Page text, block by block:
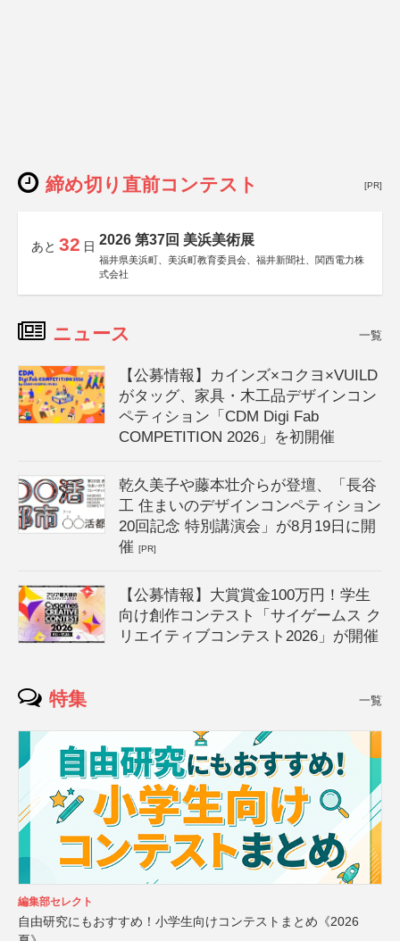
締め切り直前コンテスト [PR]
あと 32 日 2026 第37回 美浜美術展
福井県美浜町、美浜町教育委員会、福井新聞社、関西電力株
式会社
ニュース 一覧
【公募情報】カインズ×コクヨ×VUILD
がタッグ、家具・木工品デザインコン
ペティション「CDM Digi Fab
COMPETITION 2026」を初開催
乾久美子や藤本壮介らが登壇、「長谷
工 住まいのデザインコンペティション
20回記念 特別講演会」が8月19日に開
催[PR]
【公募情報】大賞賞金100万円！学生
向け創作コンテスト「サイゲームス ク
リエイティブコンテスト2026」が開催
特集 一覧
編集部セレクト
自由研究にもおすすめ！小学生向けコンテストまとめ《2026